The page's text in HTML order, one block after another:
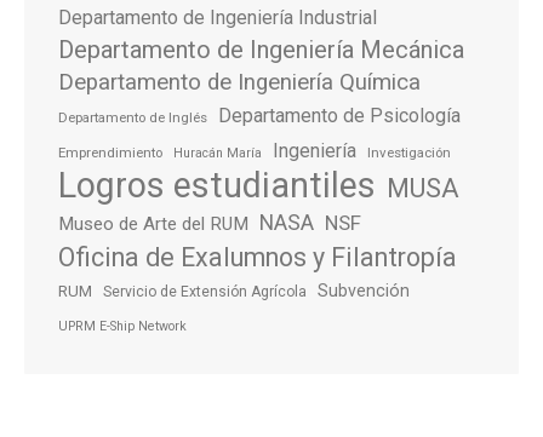
Departamento de Ingeniería Industrial
Departamento de Ingeniería Mecánica
Departamento de Ingeniería Química
Departamento de Inglés Departamento de Psicología
Emprendimiento Huracán María Ingeniería Investigación
Logros estudiantiles MUSA
Museo de Arte del RUM NASA NSF
Oficina de Exalumnos y Filantropía
RUM Servicio de Extensión Agrícola Subvención
UPRM E-Ship Network